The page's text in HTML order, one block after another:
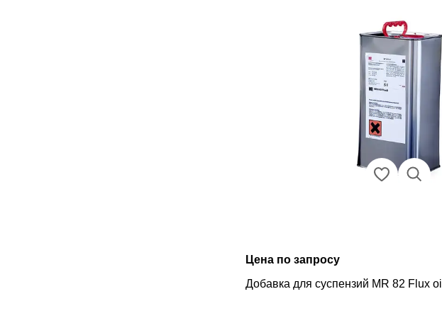
Цена по запросу
Добавка для суспензий MR 82 Flux oil